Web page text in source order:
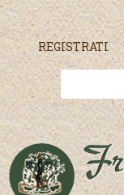
REGISTRATI